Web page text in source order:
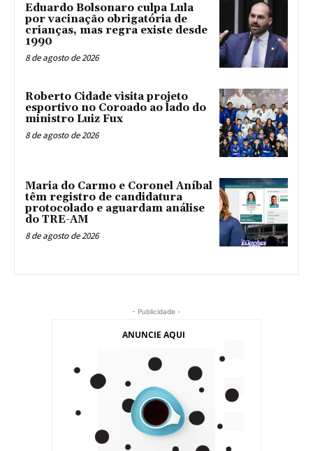
Eduardo Bolsonaro culpa Lula
por vacinação obrigatória de
crianças, mas regra existe desde
1990
8 de agosto de 2026
Roberto Cidade visita projeto
esportivo no Coroado ao lado do
ministro Luiz Fux
8 de agosto de 2026
Maria do Carmo e Coronel Aníbal
têm registro de candidatura
protocolado e aguardam análise
do TRE-AM
8 de agosto de 2026
- Publicidade -